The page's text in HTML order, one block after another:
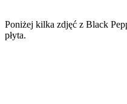
Poniżej kilka zdjęć z Black
płyta.